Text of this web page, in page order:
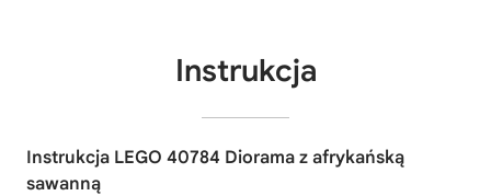
Instrukcja
Instrukcja LEGO 40784 Diorama z afrykańską
sawanną